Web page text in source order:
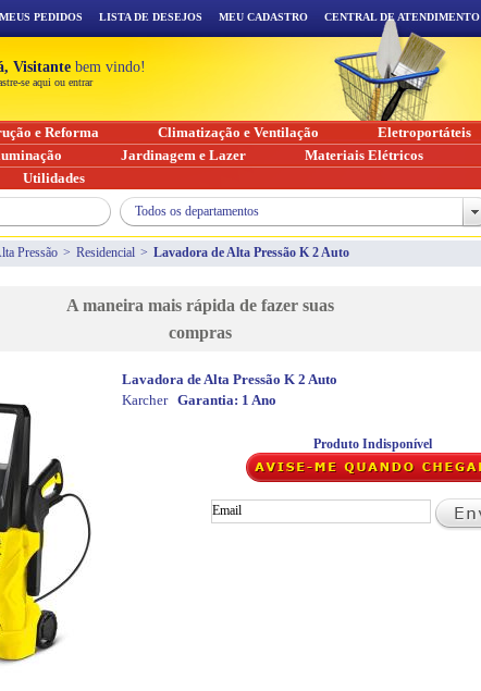
Pressão > Residencial > Lavadora de Alta Pressão K 2 Auto
A maneira mais rápida de fazer suas
compras
Lavadora de Alta Pressão K 2 Auto
Karcher Garantia: 1 Ano
Produto Indisponível
MEUS PEDIDOS LISTA DE DESEJOS MEU CADASTRO CENTRAL DE ATENDIMENTO
Visitante bem vindo!
se aqui ou entrar
e Reforma Climatização e Ventilação Eletroportáteis
Jardinagem e Lazer
Materiais Elétricos
Utilidades
Todos os departamentos